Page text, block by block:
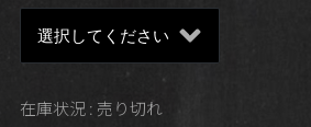
在庫状況 : 売り切れ